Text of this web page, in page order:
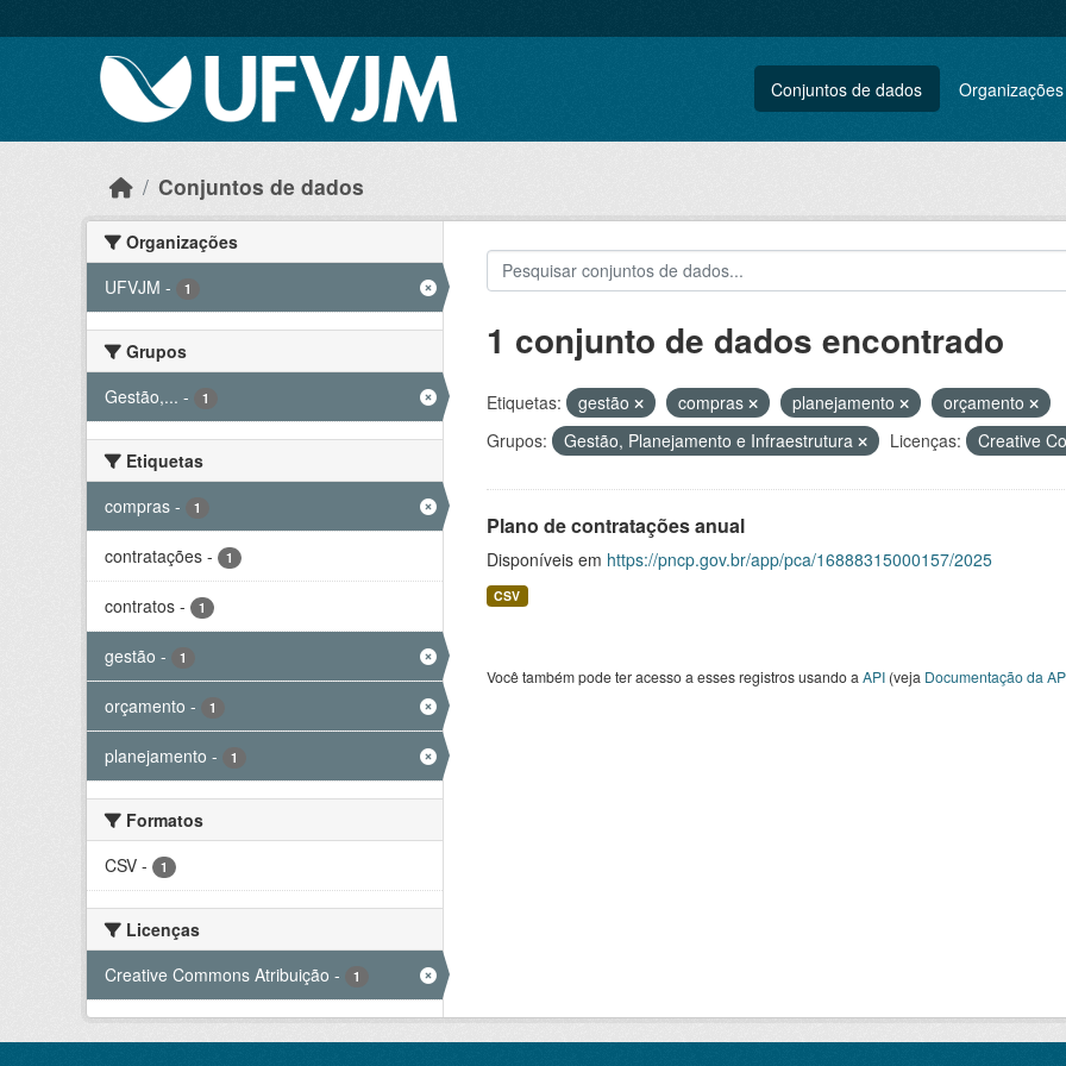
Conjuntos de dados Organizações
Conjuntos de dados
Organizações
UFVJM - 1
Grupos
Gestão,... - 1
Etiquetas
compras - 1
contratações - 1
contratos - 1
gestão - 1
orçamento - 1
planejamento - 1
Formatos
CSV - 1
Licenças
Creative Commons Atribuição - 1
1 conjunto de dados encontrado
Etiquetas: gestão compras planejamento
orçamento
Grupos:
Gestão, Planejamento e Infraestrutura Licenças: Creative
Plano de contratações anual
Disponíveis em https://pncp.gov.br/app/pca/16888315000157/2025
CSV
Você também pode ter acesso a esses registros usando a API(veja Documentação da